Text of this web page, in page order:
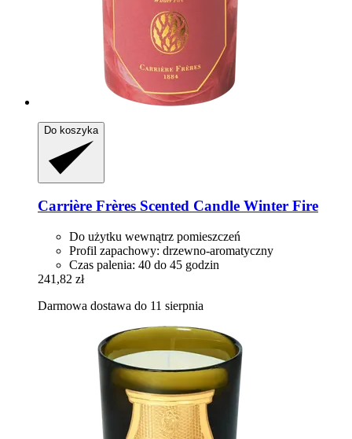
Do koszyka
Carrière Frères Scented Candle Winter Fire
Do użytku wewnątrz pomieszczeń
Profil zapachowy: drzewno-aromatyczny
Czas palenia: 40 do 45 godzin
241,82 zł
Darmowa dostawa do 11 sierpnia